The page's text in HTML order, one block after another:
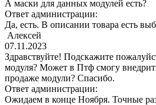
А маски для данных модулей есть?
Ответ администрации:
Да, есть. В описании товара есть
Алексей
07.11.2023
Здравствуйте! Подскажите
модуля? Может в Птф смогу
продаже модули? Спасибо.
Ответ администрации:
Ожидаем в конце Ноября. Точные